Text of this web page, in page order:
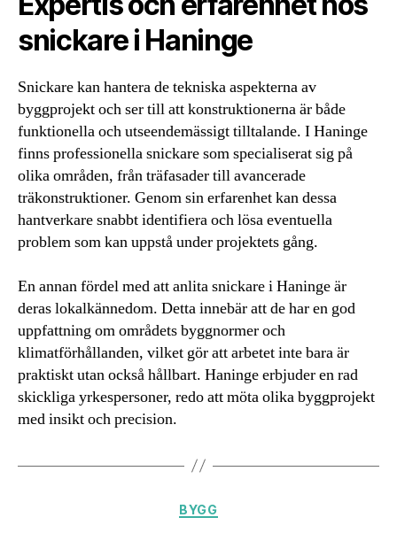
snickare i Haninge
Snickare kan hantera de tekniska aspekterna av
byggprojekt och ser till att konstruktionerna är både
funktionella och utseendemässigt tilltalande. I Haninge
finns professionella snickare som specialiserat sig på
olika områden, från träfasader till avancerade
träkonstruktioner. Genom sin erfarenhet kan dessa
hantverkare snabbt identifiera och lösa eventuella
problem som kan uppstå under projektets gång.
En annan fördel med att anlita snickare i Haninge är
deras lokalkännedom. Detta innebär att de har en god
uppfattning om områdets byggnormer och
klimatförhållanden, vilket gör att arbetet inte bara är
praktiskt utan också hållbart. Haninge erbjuder en rad
skickliga yrkespersoner, redo att möta olika byggprojekt
med insikt och precision.
Kategorier
BYGG